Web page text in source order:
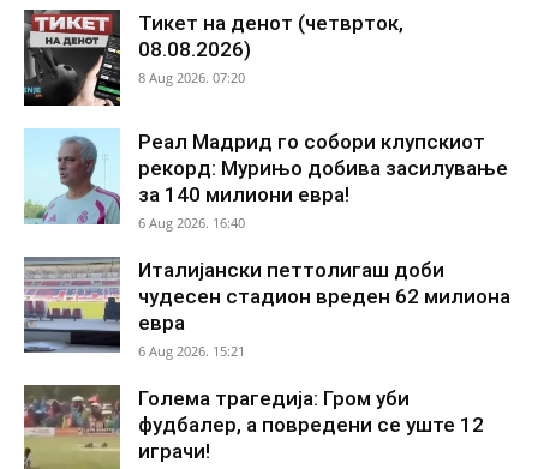
Тикет на денот (четврток,
08.08.2026)
8 Aug 2026. 07:20
Реал Мадрид го собори клупскиот
рекорд: Мурињо добива засилување
за 140 милиони евра!
6 Aug 2026. 16:40
Италијански петтолигаш доби
чудесен стадион вреден 62 милиона
евра
6 Aug 2026. 15:21
Голема трагедија: Гром уби
фудбалер, а повредени се уште 12
играчи!